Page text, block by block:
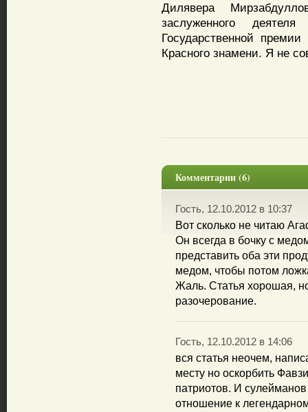
Дилявера
заслуженного
Государственной
Красного знамени. Я не
Комментарии (6)
Гость, 12.10.2012 в 10:37
Вот сколько не читаю
Он всегда в бочку с
представить оба эти
медом, чтобы потом
Жаль. Статья хорошая,
разочерование.
Гость, 12.10.2012 в 14:06
вся статья неочем,
месту но оскорбить
патриотов. И
отношение к